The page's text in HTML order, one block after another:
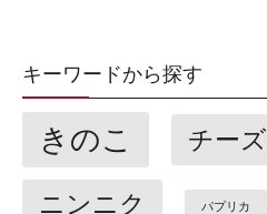
キーワードから探す
きのこ チーズ
ニンニク パプリカ